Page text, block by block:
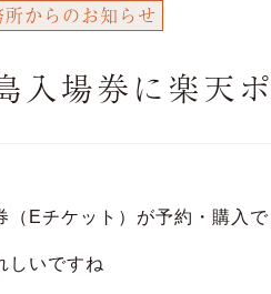
からのお知らせ
入場券に楽天
Eチケット）が予約・購入で
しいですね